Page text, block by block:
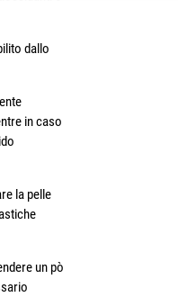
dallo
in caso
la pelle
un pò